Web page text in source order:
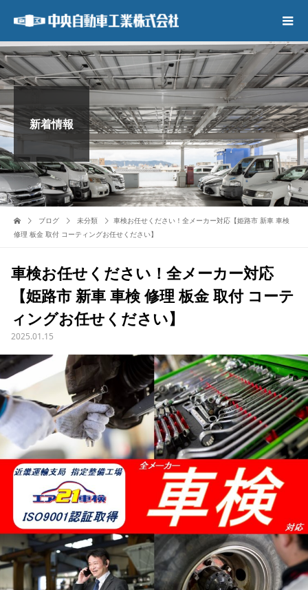
新着情報
ブログ 未分類
車検お任せください！全メーカー対応【姫路市 新車 車検
修理 板金 取付 コーティングお任せください】
車検お任せください！全メーカー対応
【姫路市 新車 車検 修理 板金 取付 コーテ
ィングお任せください】
2025.01.15